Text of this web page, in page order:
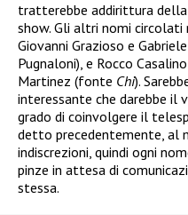
tratterebbe addirittura
show. Gli altri nomi
Giovanni Grazioso e
Pugnaloni), e Rocco
Martinez (fonte Chi).
interessante che darebbe il
grado di coinvolgere il
detto precedentemente, al
indiscrezioni, quindi ogni
pinze in attesa di
stessa.